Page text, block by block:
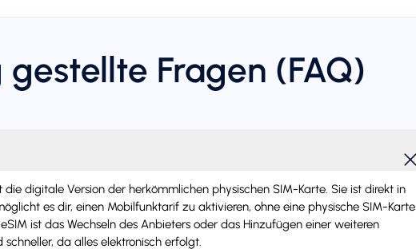
gestellte Fragen (FAQ)
digitale Version der herkömmlichen physischen SIM-Karte. Sie ist direkt in
es dir, einen Mobilfunktarif zu aktivieren, ohne eine physische SIM-Karte
ist das Wechseln des Anbieters oder das Hinzufügen einer weiteren
da alles elektronisch erfolgt.